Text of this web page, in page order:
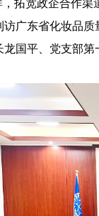
拓宽政企合作
广东省化妆品
国平、党支部第